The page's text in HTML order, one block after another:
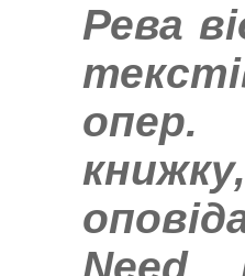
Рева